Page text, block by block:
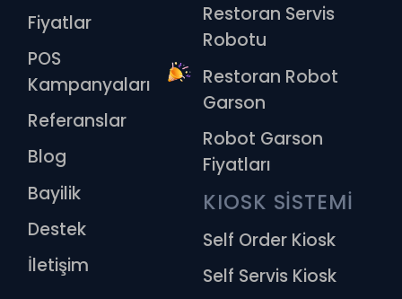
Fiyatlar
POS
Kampanyaları
Referanslar
Blog
Bayilik
Destek
İletişim
Restoran Servis
Robotu
Restoran Robot
Garson
Robot Garson
Fiyatları
KIOSK SİSTEMİ
Self Order Kiosk
Self Servis Kiosk